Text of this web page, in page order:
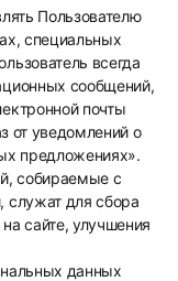
Пользователю
специальных
всегда
сообщений,
почты
от уведомлений о
предложениях».
собираемые с
служат для сбора
сайте, улучшения
данных